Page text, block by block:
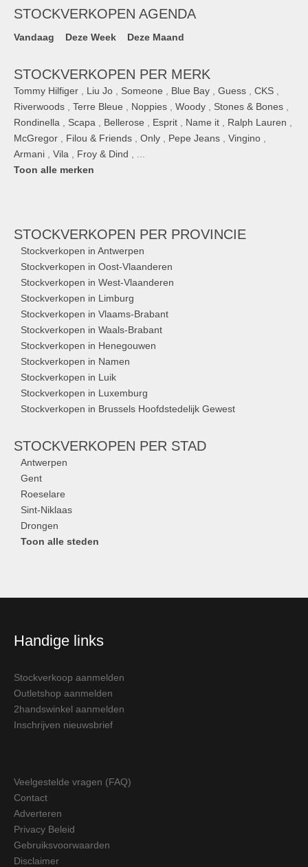
STOCKVERKOPEN AGENDA
Vandaag Deze Week Deze Maand
STOCKVERKOPEN PER MERK
Tommy Hilfiger Liu Jo Someone Blue Bay Guess CKS
Riverwoods
Terre Bleue Noppies Woody Stones & Bones
Rondinella
Scapa Bellerose Esprit Name it Ralph Lauren
McGregor
Filou & Friends Only Pepe Jeans Vingino
Armani
Vila Froy & Dind
Toon alle merken
STOCKVERKOPEN PER PROVINCIE
Stockverkopen in Antwerpen
Stockverkopen in Oost-Vlaanderen
Stockverkopen in West-Vlaanderen
Stockverkopen in Limburg
Stockverkopen in Vlaams-Brabant
Stockverkopen in Waals-Brabant
Stockverkopen in Henegouwen
Stockverkopen in Namen
Stockverkopen in Luik
Stockverkopen in Luxemburg
Stockverkopen in Brussels Hoofdstedelijk Gewest
STOCKVERKOPEN PER STAD
Antwerpen
Gent
Roeselare
Sint-Niklaas
Drongen
Toon alle steden
Handige links
Stockverkoop aanmelden
Outletshop aanmelden
2handswinkel aanmelden
Inschrijven nieuwsbrief
Veelgestelde vragen (FAQ)
Contact
Adverteren
Privacy Beleid
Gebruiksvoorwaarden
Disclaimer